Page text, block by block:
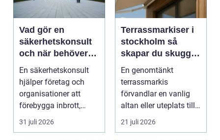
Vad gör en
säkerhetskonsult
och när behöver
du en?
En säkerhetskonsult
hjälper företag och
organisationer att
förebygga inbrott,
sabotage och andra
ang...
31 juli 2026
Terrassmarkiser i
stockholm så
skapar du skugga,
stil och komfort på
uteplatsen
En genomtänkt
terrassmarkis
förvandlar en vanlig
altan eller uteplats till
ett extra rum under
somma...
21 juli 2026